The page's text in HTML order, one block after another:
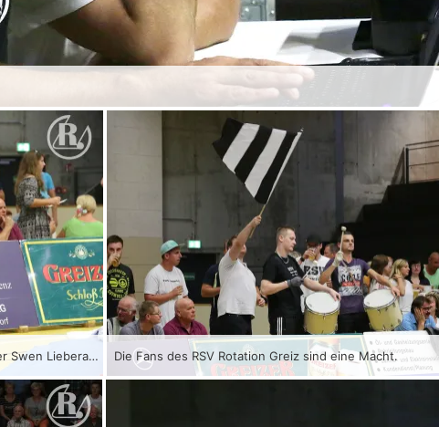
Christian Lippert, Toni Stade, Tom Linke und Trainer Swen Lieberamm (v.l.) Die Fans des RSV Rotation Greiz sind eine Macht.